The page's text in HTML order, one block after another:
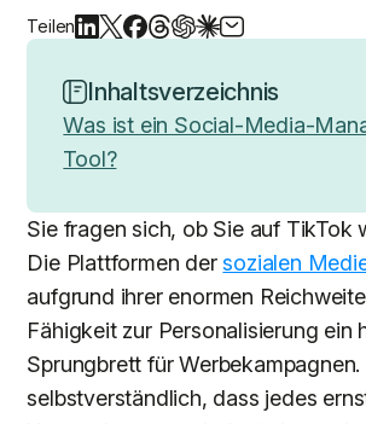
Teilen
Inhaltsverzeichnis
Was ist ein Social-Media-
Tool?
Sie fragen sich, ob Sie auf TikTok
Die Plattformen dersozialen
aufgrund ihrer enormen
Fähigkeit zur Personalisierung ein
Sprungbrett für
selbstverständlich, dass jedes